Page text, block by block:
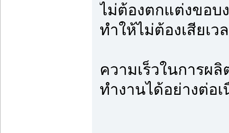
ไม่ต้องตกแต่งขอบ
ทำให้ไม่ต้องเสียเ
ความเร็วในการผ
ทำงานได้อย่างต่อ